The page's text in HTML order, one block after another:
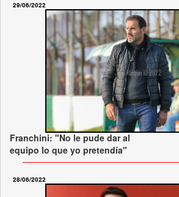
29/06/2022
Franchini: "No le pude dar al
equipo lo que yo pretendía"
28/06/2022